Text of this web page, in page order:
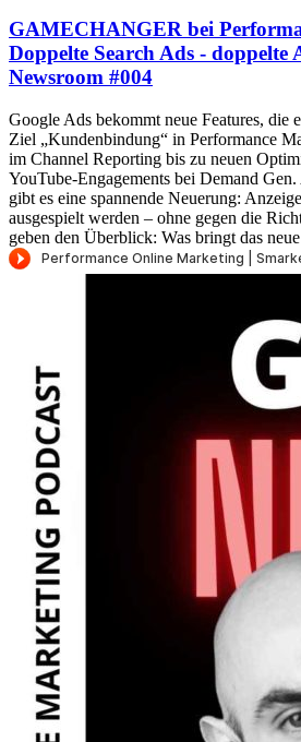
GAMECHANGER bei
Doppelte Search Ads - doppelte
Newsroom #004
Google Ads bekommt neue Features, die
Ziel „Kundenbindung“ in Performance
im Channel Reporting bis zu neuen
YouTube-Engagements bei Demand
gibt es eine spannende Neuerung:
ausgespielt werden – ohne gegen die
geben den Überblick: Was bringt das